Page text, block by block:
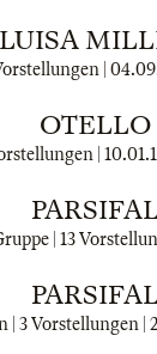
LUISA
|
OTELLO
|
PARSIFAL
| 13
PARSIFAL
| 3 Vorstellungen |